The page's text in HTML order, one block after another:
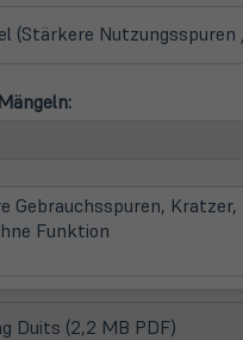
(Stärkere
Gebrauchsspuren, Kratzer,
Funktion
Duits (2,2 MB PDF)